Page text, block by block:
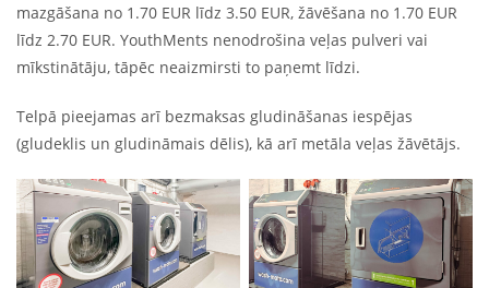
mazgāšana no 1.70 EUR līdz 3.50 EUR, žāvēšana no 1.70 EUR
līdz 2.70 EUR. YouthMents nenodrošina veļas pulveri vai
mīkstinātāju, tāpēc neaizmirsti to paņemt līdzi.
Telpā pieejamas arī bezmaksas gludināšanas iespējas
(gludeklis un gludināmais dēlis), kā arī metāla veļas žāvētājs.